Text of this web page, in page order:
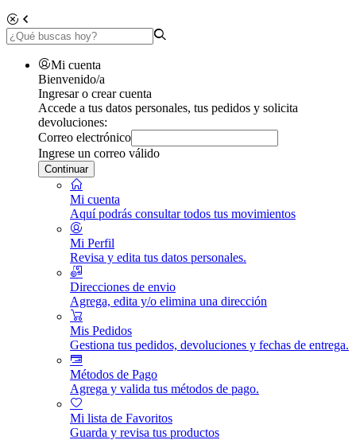
Mi cuenta
Bienvenido/a
Ingresar o crear cuenta
Accede a tus datos personales, tus pedidos y solicita
devoluciones:
Correo electrónico
Ingrese un correo válido
Continuar
Mi cuenta
Aquí podrás consultar todos tus movimientos
Mi Perfil
Revisa y edita tus datos personales.
Direcciones de envio
Agrega, edita y/o elimina una dirección
Mis Pedidos
Gestiona tus pedidos, devoluciones y fechas de entrega.
Métodos de Pago
Agrega y valida tus métodos de pago.
Mi lista de Favoritos
Guarda y revisa tus productos